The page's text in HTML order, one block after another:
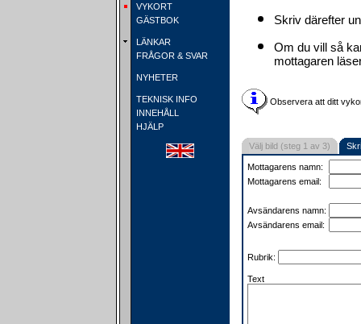
VYKORT
GÄSTBOK
LÄNKAR
FRÅGOR & SVAR
NYHETER
TEKNISK INFO
INNEHÅLL
HJÄLP
Skriv därefter
Om du vill så
mottagaren
Observera att ditt
Välj bild (steg 1 av 3)
Mottagarens namn:
Mottagarens email:
Avsändarens namn:
Avsändarens email:
Rubrik:
Text